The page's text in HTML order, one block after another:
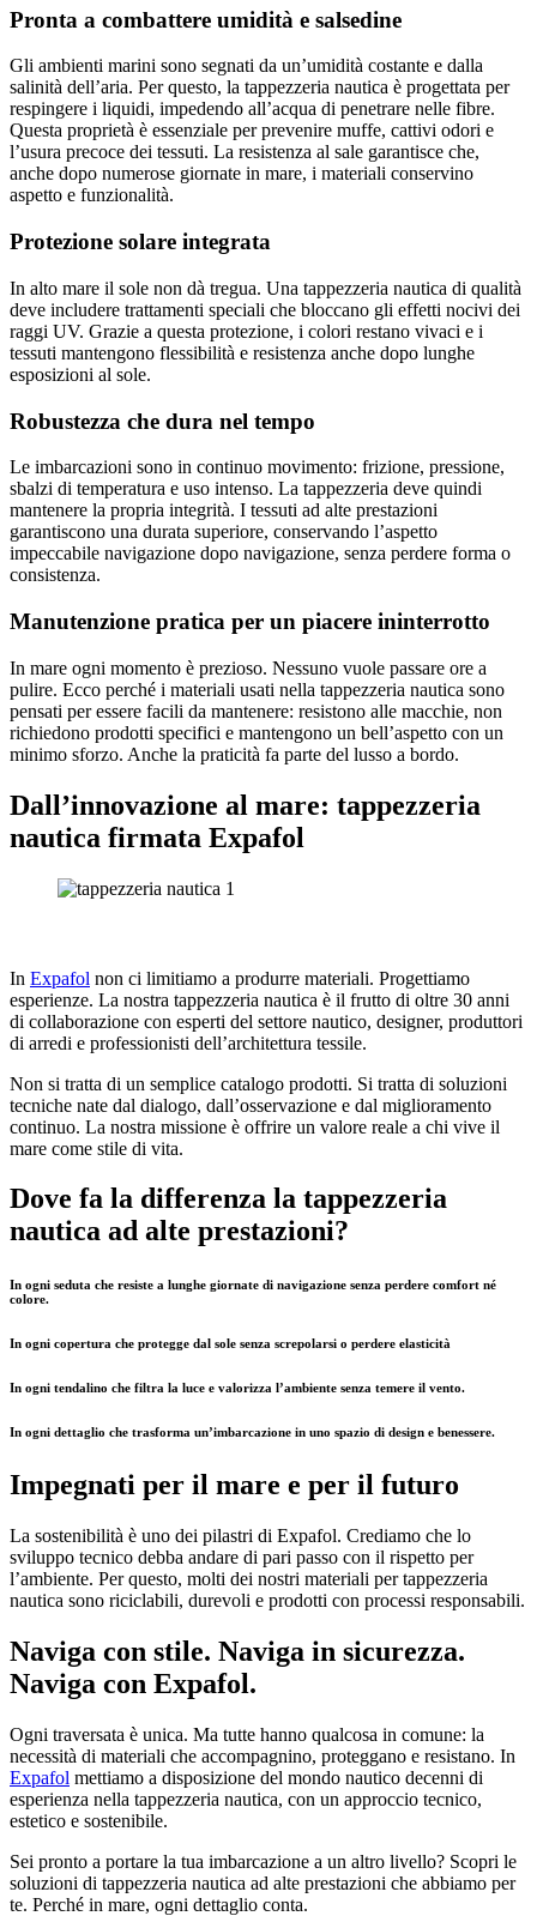
Pronta a combattere umidità e salsedine
Gli ambienti marini sono segnati da un’umidità costante e dalla
salinità dell’aria. Per questo, la tappezzeria nautica è progettata per
respingere i liquidi, impedendo all’acqua di penetrare nelle fibre.
Questa proprietà è essenziale per prevenire muffe, cattivi odori e
l’usura precoce dei tessuti. La resistenza al sale garantisce che,
anche dopo numerose giornate in mare, i materiali conservino
aspetto e funzionalità.
Protezione solare integrata
In alto mare il sole non dà tregua. Una tappezzeria nautica di qualità
deve includere trattamenti speciali che bloccano gli effetti nocivi dei
raggi UV. Grazie a questa protezione, i colori restano vivaci e i
tessuti mantengono flessibilità e resistenza anche dopo lunghe
esposizioni al sole.
Robustezza che dura nel tempo
Le imbarcazioni sono in continuo movimento: frizione, pressione,
sbalzi di temperatura e uso intenso. La tappezzeria deve quindi
mantenere la propria integrità. I tessuti ad alte prestazioni
garantiscono una durata superiore, conservando l’aspetto
impeccabile navigazione dopo navigazione, senza perdere forma o
consistenza.
Manutenzione pratica per un piacere ininterrotto
In mare ogni momento è prezioso. Nessuno vuole passare ore a
pulire. Ecco perché i materiali usati nella tappezzeria nautica sono
pensati per essere facili da mantenere: resistono alle macchie, non
richiedono prodotti specifici e mantengono un bell’aspetto con un
minimo sforzo. Anche la praticità fa parte del lusso a bordo.
Dall’innovazione al mare: tappezzeria
nautica firmata Expafol
In Expafol non ci limitiamo a produrre materiali. Progettiamo
esperienze. La nostra tappezzeria nautica è il frutto di oltre 30 anni
di collaborazione con esperti del settore nautico, designer, produttori
di arredi e professionisti dell’architettura tessile.
Non si tratta di un semplice catalogo prodotti. Si tratta di soluzioni
tecniche nate dal dialogo, dall’osservazione e dal miglioramento
continuo. La nostra missione è offrire un valore reale a chi vive il
mare come stile di vita.
Dove fa la differenza la tappezzeria
nautica ad alte prestazioni?
In ogni seduta che resiste a lunghe giornate di navigazione senza perdere comfort né
colore.
In ogni copertura che protegge dal sole senza screpolarsi o perdere elasticità
In ogni tendalino che filtra la luce e valorizza l’ambiente senza temere il vento.
In ogni dettaglio che trasforma un’imbarcazione in uno spazio di design e benessere.
Impegnati per il mare e per il futuro
La sostenibilità è uno dei pilastri di Expafol. Crediamo che lo
sviluppo tecnico debba andare di pari passo con il rispetto per
l’ambiente. Per questo, molti dei nostri materiali per tappezzeria
nautica sono riciclabili, durevoli e prodotti con processi responsabili.
Naviga con stile. Naviga in sicurezza.
Naviga con Expafol.
Ogni traversata è unica. Ma tutte hanno qualcosa in comune: la
necessità di materiali che accompagnino, proteggano e resistano. In
Expafol mettiamo a disposizione del mondo nautico decenni di
esperienza nella tappezzeria nautica, con un approccio tecnico,
estetico e sostenibile.
Sei pronto a portare la tua imbarcazione a un altro livello? Scopri le
soluzioni di tappezzeria nautica ad alte prestazioni che abbiamo per
te. Perché in mare, ogni dettaglio conta.